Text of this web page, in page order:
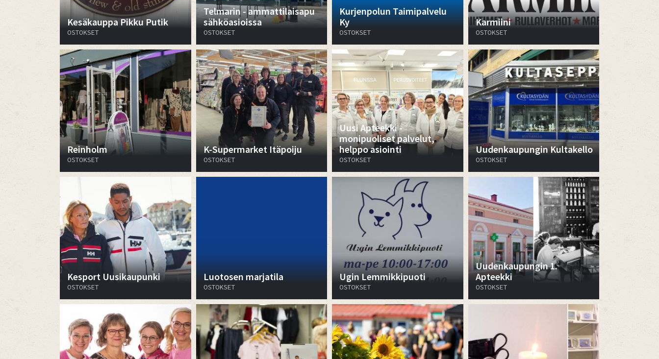
Kesäkauppa Pikku Putik
OSTOKSET
Telmarin - ammattilaisapu
sähköasioissa
OSTOKSET
Kurjenpolun Taimipalvelu
Ky
OSTOKSET
Karmiini
OSTOKSET
Reinholm
OSTOKSET
K-Supermarket Itäpoiju
OSTOKSET
Uusi Apteekki -
monipuoliset palvelut,
helppo asiointi
OSTOKSET
Uudenkaupungin Kultakello
OSTOKSET
Kesport Uusikaupunki
OSTOKSET
Luotosen marjatila
OSTOKSET
Ugin Lemmikkipuoti
OSTOKSET
Uudenkaupungin 1.
Apteekki
OSTOKSET